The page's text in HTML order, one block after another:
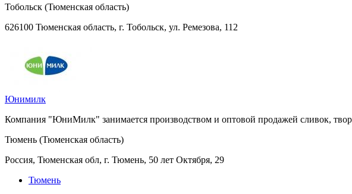
Тобольск (Тюменская область)
626100 Тюменская область, г. Тобольск, ул. Ремезова, 112
Юнимилк
Компания "ЮниМилк" занимается производством и оптовой продажей сливок,
Тюмень (Тюменская область)
Россия, Тюменская обл, г. Тюмень, 50 лет Октября, 29
Тюмень